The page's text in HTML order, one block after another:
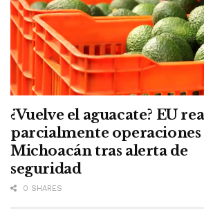
¿Vuelve el aguacate? EU
parcialmente operaciones
Michoacán tras alerta de
seguridad
0 SHARES